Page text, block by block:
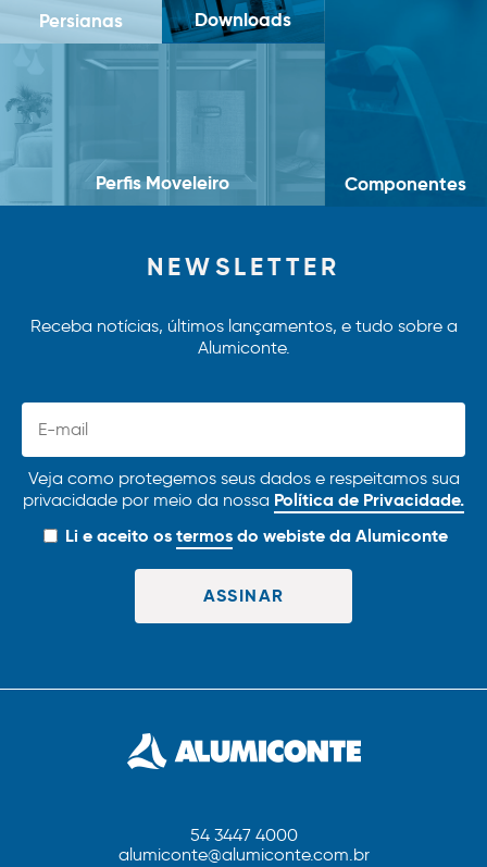
Componentes
Persianas Downloads
Perfis Moveleiro
NEWSLETTER
Receba notícias, últimos lançamentos, e tudo sobre a
Alumiconte.
Veja como protegemos seus dados e respeitamos sua
privacidade por meio da nossa Política de Privacidade.
Li e aceito ostermosdo webiste da Alumiconte
54 3447 4000
alumiconte@alumiconte.com.br